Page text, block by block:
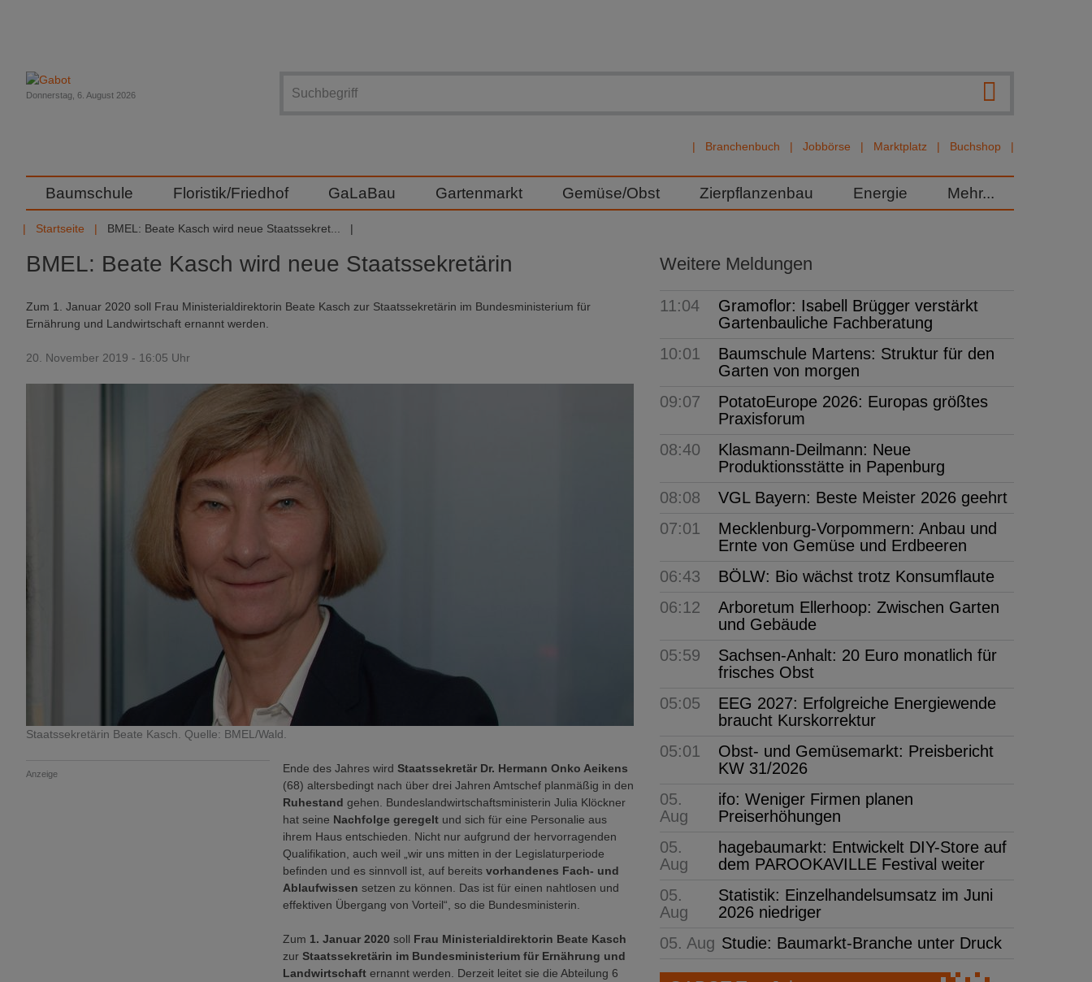
Branchenbuch Jobbörse Marktplatz Buchshop
Donnerstag, 6. August 2026
Baumschule Floristik/Friedhof GaLaBau Gartenmarkt Gemüse/Obst Zierpflanzenbau Energie Mehr...
Startseite BMEL: Beate Kasch wird neue Staatssekret...
BMEL: Beate Kasch wird neue Staatssekretärin
Zum 1. Januar 2020 soll Frau Ministerialdirektorin Beate Kasch zur Staatssekretärin im Bundesministerium für
Ernährung und Landwirtschaft ernannt werden.
20. November 2019 - 16:05 Uhr
Staatssekretärin Beate Kasch. Quelle: BMEL/Wald.
Anzeige Ende des Jahres wird Staatssekretär Dr. Hermann Onko Aeikens
(68) altersbedingt nach über drei Jahren Amtschef planmäßig in den
Ruhestand gehen. Bundeslandwirtschaftsministerin Julia Klöckner
hat seine Nachfolge geregelt und sich für eine Personalie aus
ihrem Haus entschieden. Nicht nur aufgrund der hervorragenden
Qualifikation, auch weil „wir uns mitten in der Legislaturperiode
befinden und es sinnvoll ist, auf bereits vorhandenes Fach- und
Ablaufwissen setzen zu können. Das ist für einen nahtlosen und
effektiven Übergang von Vorteil“, so die Bundesministerin.
Zum 1. Januar 2020 soll Frau Ministerialdirektorin Beate Kasch
zur Staatssekretärin im Bundesministerium für Ernährung und
Landwirtschaft ernannt werden. Derzeit leitet sie die Abteilung 6
Weitere Meldungen
11:04
Gramoflor: Isabell Brügger verstärkt
Gartenbauliche Fachberatung
10:01
Baumschule Martens: Struktur für den
Garten von morgen
09:07
PotatoEurope 2026: Europas größtes
Praxisforum
08:40
Klasmann-Deilmann: Neue
Produktionsstätte in Papenburg
08:08
VGL Bayern: Beste Meister 2026 geehrt
07:01
Mecklenburg-Vorpommern: Anbau und
Ernte von Gemüse und Erdbeeren
06:43
BÖLW: Bio wächst trotz Konsumflaute
06:12
Arboretum Ellerhoop: Zwischen Garten
und Gebäude
05:59
Sachsen-Anhalt: 20 Euro monatlich für
frisches Obst
05:05
EEG 2027: Erfolgreiche Energiewende
braucht Kurskorrektur
05:01
Obst- und Gemüsemarkt: Preisbericht
KW 31/2026
05.
Aug
ifo: Weniger Firmen planen
Preiserhöhungen
05.
Aug
hagebaumarkt: Entwickelt DIY-Store auf
dem PAROOKAVILLE Festival weiter
05.
Aug
Statistik: Einzelhandelsumsatz im Juni
2026 niedriger
05. Aug Studie: Baumarkt-Branche unter Druck